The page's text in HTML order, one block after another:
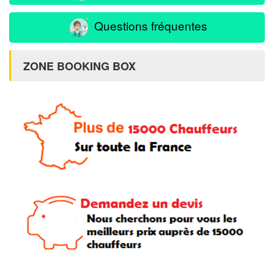
Questions fréquentes
ZONE BOOKING BOX